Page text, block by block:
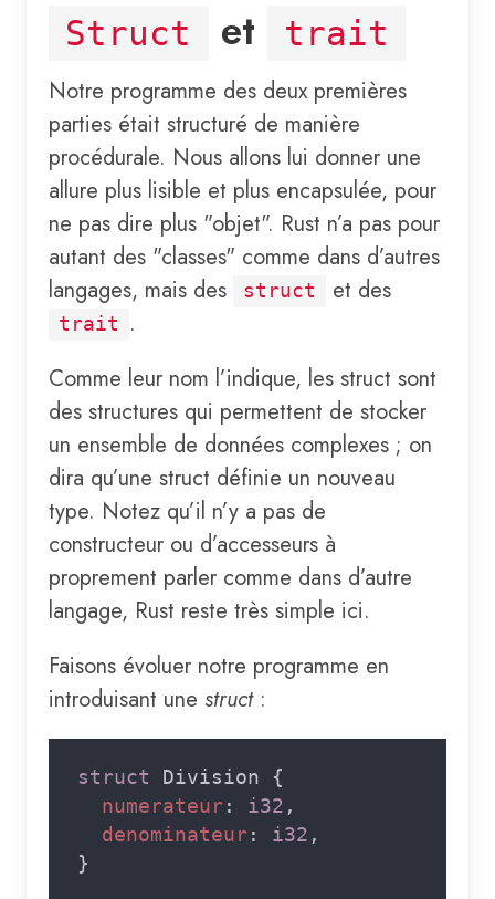
Struct et trait
Notre programme des deux premières
parties était structuré de manière
procédurale. Nous allons lui donner une
allure plus lisible et plus encapsulée, pour
ne pas dire plus "objet". Rust n’a pas pour
autant des "classes" comme dans d’autres
langages, mais des
struct et des
trait
.
Comme leur nom l’indique, les struct sont
des structures qui permettent de stocker
un ensemble de données complexes ; on
dira qu’une struct définie un nouveau
type. Notez qu’il n’y a pas de
constructeur ou d’accesseurs à
proprement parler comme dans d’autre
langage, Rust reste très simple ici.
Faisons évoluer notre programme en
introduisant une struct:
struct
numerateur : i32
denominateur : i32